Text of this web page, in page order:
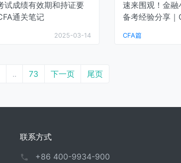
试成绩有效期和持证要
通关笔记
2025-03-14
速来围观！金融
备考经验分享｜
CFA篇
.. 73 下一页 尾页
联系方式
+86 400-9934-900